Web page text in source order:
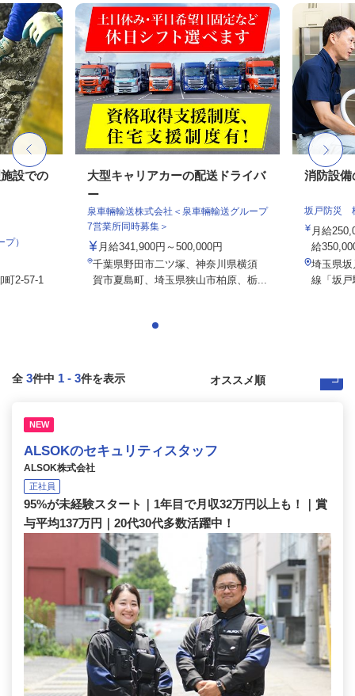
設での
）
町2-57-1
大型キャリアカーの配送ドライバ
ー
泉車輛輸送株式会社＜泉車輛輸送グループ
7営業所同時募集＞
月給341,900円～500,000円
千葉県野田市二ツ塚、神奈川県横須
賀市夏島町、埼玉県狭山市柏原、栃...
消防設備
坂戸防災
月給
給
埼玉県坂
線「坂
全 3件中 1 - 3件を表示
NEW
ALSOKのセキュリティスタッフ
ALSOK株式会社
正社員
95%が未経験スタート｜1年目で月収32万円以上も！｜賞
与平均137万円｜20代30代多数活躍中！